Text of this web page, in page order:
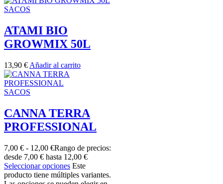
SACOS
ATAMI BIO
GROWMIX 50L
13,90 € Añadir al carrito
SACOS
CANNA TERRA
PROFESSIONAL
7,00 € - 12,00 €Rango de precios:
desde 7,00 € hasta 12,00 €
Seleccionar opciones Este
producto tiene múltiples variantes.